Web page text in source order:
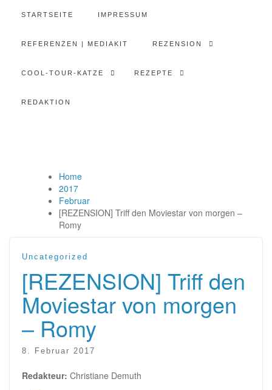
STARTSEITE IMPRESSUM
REFERENZEN | MEDIAKIT REZENSION
COOL-TOUR-KATZE REZEPTE
REDAKTION
Home
2017
Februar
[REZENSION] Triff den Moviestar von morgen –
Romy
Uncategorized
[REZENSION] Triff den
Moviestar von morgen
– Romy
8. Februar 2017
Redakteur: Christiane Demuth